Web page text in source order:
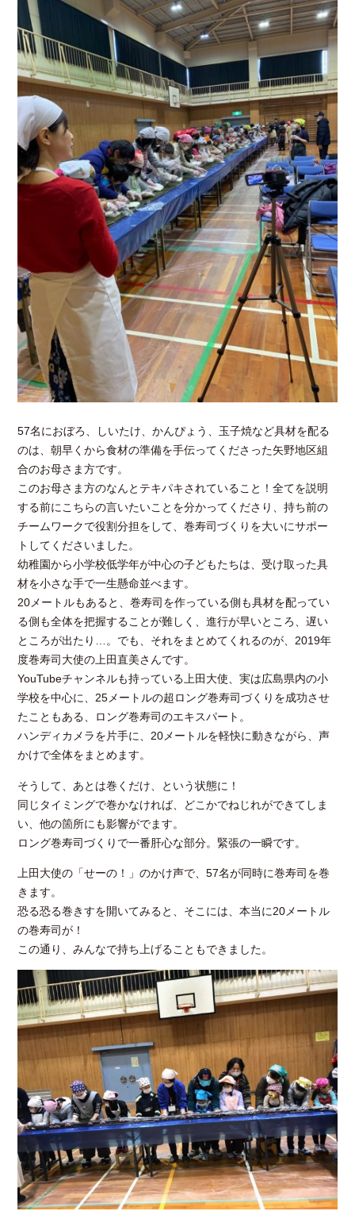
57名におぼろ、しいたけ、かんぴょう、玉子焼など具材を配る
のは、朝早くから食材の準備を手伝ってくださった矢野地区組
合のお母さま方です。
このお母さま方のなんとテキパキされていること！全てを説明
する前にこちらの言いたいことを分かってくださり、持ち前の
チームワークで役割分担をして、巻寿司づくりを大いにサポー
トしてくださいました。
幼稚園から小学校低学年が中心の子どもたちは、受け取った具
材を小さな手で一生懸命並べます。
20メートルもあると、巻寿司を作っている側も具材を配ってい
る側も全体を把握することが難しく、進行が早いところ、遅い
ところが出たり…。でも、それをまとめてくれるのが、2019年
度巻寿司大使の上田直美さんです。
YouTubeチャンネルも持っている上田大使、実は広島県内の小
学校を中心に、25メートルの超ロング巻寿司づくりを成功させ
たこともある、ロング巻寿司のエキスパート。
ハンディカメラを片手に、20メートルを軽快に動きながら、声
かけで全体をまとめます。
そうして、あとは巻くだけ、という状態に！
同じタイミングで巻かなければ、どこかでねじれができてしま
い、他の箇所にも影響がでます。
ロング巻寿司づくりで一番肝心な部分。緊張の一瞬です。
上田大使の「せーの！」のかけ声で、57名が同時に巻寿司を巻
きます。
恐る恐る巻きすを開いてみると、そこには、本当に20メートル
の巻寿司が！
この通り、みんなで持ち上げることもできました。